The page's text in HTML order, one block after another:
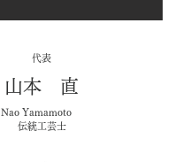
​代表
山本 直
Nao Yamamoto
伝統工芸士